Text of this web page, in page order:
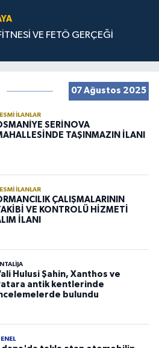
VE FETÖ GERÇEĞİ
07 Ağustos 2025
İLANLAR
SERİNOVA
TAŞINMAZIN İLANI
İLANLAR
ÇALIŞMALARININ
VE KONTROLÜ HİZMETİ
İLANI
Hulusi Şahin, Xanthos ve
antik kentlerinde
bulundu